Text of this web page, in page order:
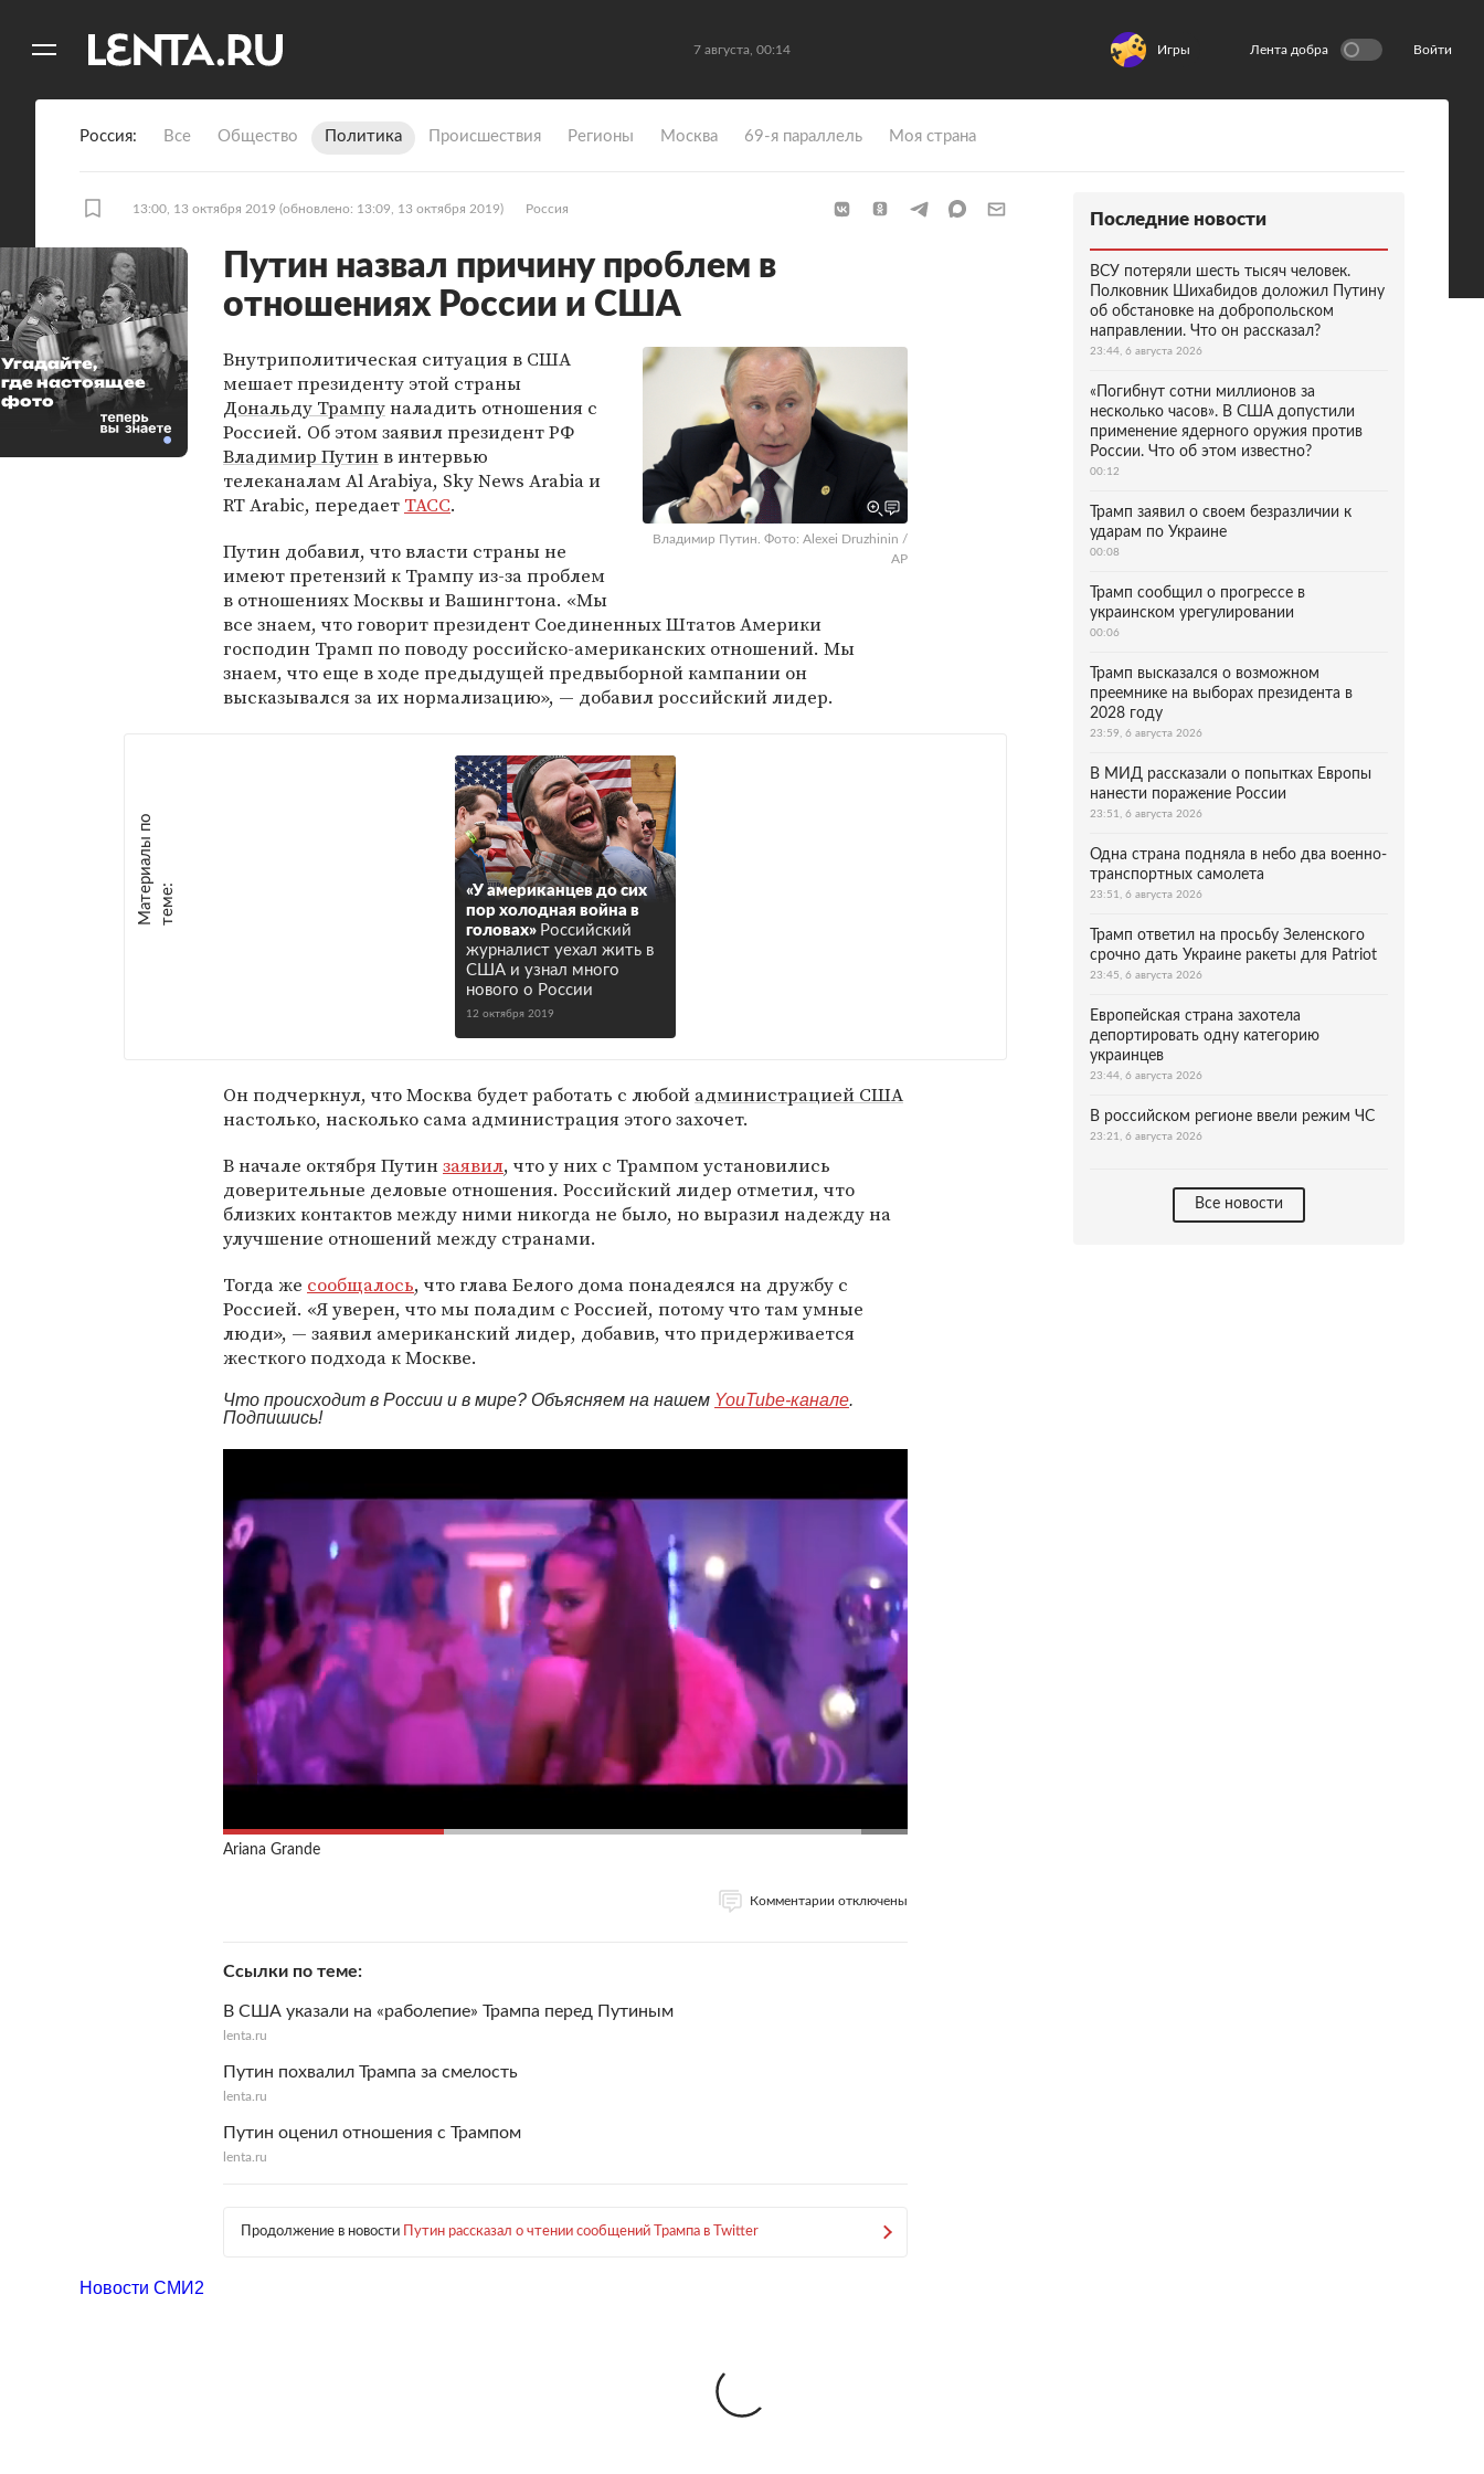
7 августа, 00:14 Игры Лента добра Войти
Россия Все Общество Политика Происшествия Регионы Москва 69-я параллель Моя страна
13:00, 13 октября 2019 (обновлено: 13:09, 13 октября 2019) Россия
Путин назвал причину проблем в
отношениях России и США
Владимир Путин. Фото: Alexei Druzhinin /
AP
Внутриполитическая ситуация в США
мешает президенту этой страны
Дональду Трампуналадить отношения с
Россией. Об этом заявил президент РФ
Владимир Путинв интервью
телеканалам Al Arabiya, Sky Nеws Arabia и
RT Arabic, передает ТАСС.
Путин добавил, что власти страны не
имеют претензий к Трампу из-за проблем
в отношениях Москвы и Вашингтона. «Мы
все знаем, что говорит президент Соединенных Штатов Америки
господин Трамп по поводу российско-американских отношений. Мы
знаем, что еще в ходе предыдущей предвыборной кампании он
высказывался за их нормализацию», — добавил российский лидер.
М
а
т е
р
и
а
л
ы
п
о
т
е
м
е :
«У американцев до сих
пор холодная война в
головах» Российский
журналист уехал жить в
США и узнал много
нового о России
12 октября 2019
Он подчеркнул, что Москва будет работать с любой администрацией США
настолько, насколько сама администрация этого захочет.
В начале октября Путинзаявил, что у них с Трампом установились
доверительные деловые отношения. Российский лидер отметил, что
близких контактов между ними никогда не было, но выразил надежду на
улучшение отношений между странами.
Тогда же сообщалось, что глава Белого дома понадеялся на дружбу с
Россией. «Я уверен, что мы поладим с Россией, потому что там умные
люди», — заявил американский лидер, добавив, что придерживается
жесткого подхода к Москве.
Что происходит в России и в мире? Объясняем на нашем YouTube-канале.
Подпишись!
Ariana Grande
Комментарии отключены
Ссылки по теме
В США указали на «раболепие» Трампа перед Путиным
lenta.ru
Путин похвалил Трампа за смелость
lenta.ru
Путин оценил отношения с Трампом
lenta.ru
Продолжение в новости Путин рассказал о чтении сообщений Трампа в Twitter
Угадайте,
где настоящее
фото
Последние новости
ВСУ потеряли шесть тысяч человек.
Полковник Шихабидов доложил Путину
об обстановке на добропольском
направлении. Что он рассказал?
23:44, 6 августа 2026
«Погибнут сотни миллионов за
несколько часов». В США допустили
применение ядерного оружия против
России. Что об этом известно?
00:12
Трамп заявил о своем безразличии к
ударам по Украине
00:08
Трамп сообщил о прогрессе в
украинском урегулировании
00:06
Трамп высказался о возможном
преемнике на выборах президента в
2028 году
23:59, 6 августа 2026
В МИД рассказали о попытках Европы
нанести поражение России
23:51, 6 августа 2026
Одна страна подняла в небо два военно-
транспортных самолета
23:51, 6 августа 2026
Трамп ответил на просьбу Зеленского
срочно дать Украине ракеты для Patriot
23:45, 6 августа 2026
Европейская страна захотела
депортировать одну категорию
украинцев
23:44, 6 августа 2026
В российском регионе ввели режим ЧС
23:21, 6 августа 2026
Все новости
Новости СМИ2